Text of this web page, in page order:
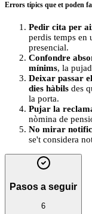
Errors típics que et poden
Pedir cita per
perdis temps en
presencial.
Confondre
mínims, la
Deixar passar
dies hàbils des
la porta.
Pujar la
nòmina de
No mirar
se't considera
Pasos a seguir
6